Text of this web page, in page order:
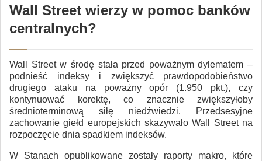
Wall Street wierzy w pomoc banków
centralnych?
Wall Street w środę stała przed poważnym dylematem –
podnieść indeksy i zwiększyć prawdopodobieństwo
drugiego ataku na poważny opór (1.950 pkt.), czy
kontynuować korektę, co znacznie zwiększyłoby
średnioterminową siłę niedźwiedzi. Przedsesyjne
zachowanie giełd europejskich skazywało Wall Street na
rozpoczęcie dnia spadkiem indeksów.
W Stanach opublikowane zostały raporty makro, które